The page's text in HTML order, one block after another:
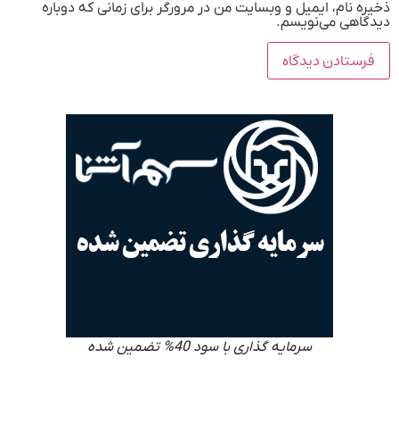
ذخیره نام، ایمیل و وبسایت من در مرورگر برای زمانی که دوباره
دیدگاهی می‌نویسم.
سرمایه گذاری با سود 40% تضمین شده